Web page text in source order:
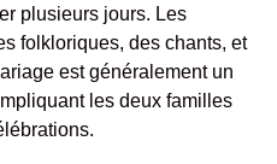
plusieurs jours. Les
folkloriques, des chants, et
est généralement un
les deux familles